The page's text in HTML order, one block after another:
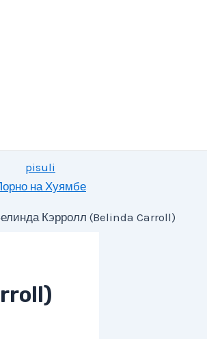
pisuli
на Хуямбе
Кэрролл (Belinda Carroll)